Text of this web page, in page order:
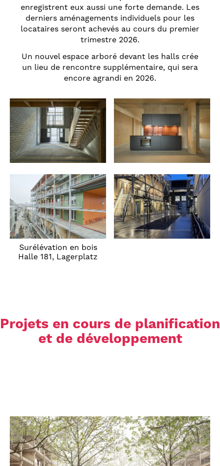
enregistrent eux aussi une forte demande. Les
derniers aménagements individuels pour les
locataires seront achevés au cours du premier
trimestre 2026.
Un nouvel espace arboré devant les halls crée
un lieu de rencontre supplémentaire, qui sera
encore agrandi en 2026.
Surélévation en bois
Halle 181, Lagerplatz
Projets en cours de planification
et de développement